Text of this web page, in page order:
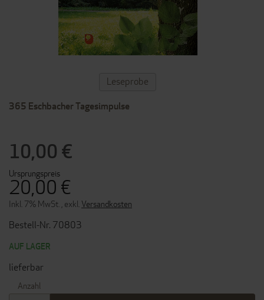
365 Eschbacher Tagesimpulse
10,00 €
Ursprungspreis
20,00 €
Inkl. 7% MwSt. exkl. Versandkosten
Bestell-Nr. 70803
AUF LAGER
lieferbar
Anzahl
ZUM
ANFANG
BILDERGALERIE
Leseprobe